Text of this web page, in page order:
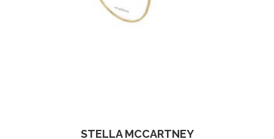
STELLA MCCARTNEY